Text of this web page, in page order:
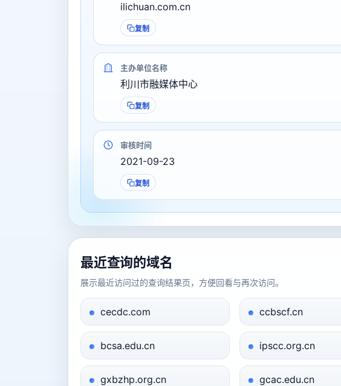
ilichuan.com.cn
复制
主办单位名称
利川市融媒体中心
复制
审核时间
2021-09-23
复制
最近查询的域名
展示最近访问过的查询结果页，方便回看与再次访问。
cecdc.com ccbscf.cn
bcsa.edu.cn ipscc.org.cn
gxbzhp.org.cn gcac.edu.cn